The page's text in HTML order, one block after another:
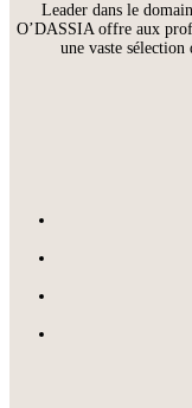
Leader dans le
O’DASSIA offre aux
une vaste